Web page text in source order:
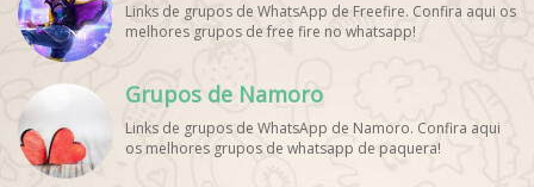
Links de grupos de WhatsApp de Freefire. Confira aqui os
melhores grupos de free fire no whatsapp!
Grupos de Namoro
Links de grupos de WhatsApp de Namoro. Confira aqui
os melhores grupos de whatsapp de paquera!